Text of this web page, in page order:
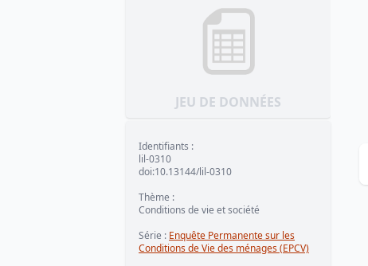
JEU DE DONNÉES
Identifiants :
lil-0310
doi:10.13144/lil-0310
Thème :
Conditions de vie et société
Série : Enquête Permanente sur les
Conditions de Vie des ménages (EPCV)